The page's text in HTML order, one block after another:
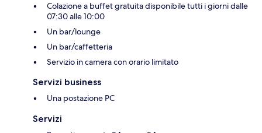
Colazione a buffet gratuita disponibile tutti i giorni dalle
07:30 alle 10:00
Un bar/lounge
Un bar/caffetteria
Servizio in camera con orario limitato
Servizi business
Una postazione PC
Servizi